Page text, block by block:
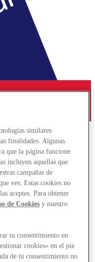
similares
finalidades. Algunas
que la página funcione
incluyen aquellas que
campañas de
ves. Estas cookies no
aceptes. Para obtener
de Cookies y nuestro
tu consentimiento en
cookies» en el pie
de tu consentimiento no